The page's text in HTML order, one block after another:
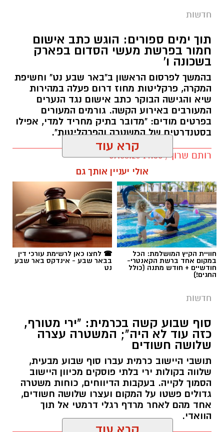
חדשות
תוך ימים ספורים: הוגש כתב אישום
חמור בפרשת מעשי הסדום בפארק
בשכונה ו'
בהמשך לפרסום הראשון ב"באר שבע נט" וחשיפת
המקרה, פרקליטות מחוז דרום פעלה במהירות
שיא והגישה הבוקר כתב אישום נגד הנערים
המעורבים באירוע הקשה. גורמים המעורים
בפרטים מודים: "מדובר בתיק מחריד למדי, אפילו
בסטנדרטים של המשטרה והפרקליטות".
רותם שרון / 14:30 09.08.26
תגים:בית המשפט
בית המשפט המחוזי באר שבע צילום ארכיון
הפרשה המזעזעת שהסעירה את העיר בשבוע
קרא עוד
אולי יעניין אותך גם
חוויית הקיץ המושלמת: הכל
במקום אחד ברשת הקאנטרי-
חודשיים + חודש מתנה (כולל
החגים!)
☎ לחצו כאן לרשימת עורכי דין
בבאר שבע - אינדקס באר שבע
נט
חדשות
סוף שבוע קשה בכרמית: "ירי מטורף,
כזה עוד לא היה"; המשטרה עצרה
שלושה חשודים
תושבי היישוב כרמית עברו סוף שבוע מבעית,
שלווה בקולות ירי בלתי פוסקים מכיוון היישוב
הסמוך לקייה. בעקבות הדיווחים, כוחות משטרה
גדולים פשטו על המקום ועצרו שלושה חשודים,
אחד מהם לאחר מרדף רגלי דרמטי אל תוך
הוואדי.